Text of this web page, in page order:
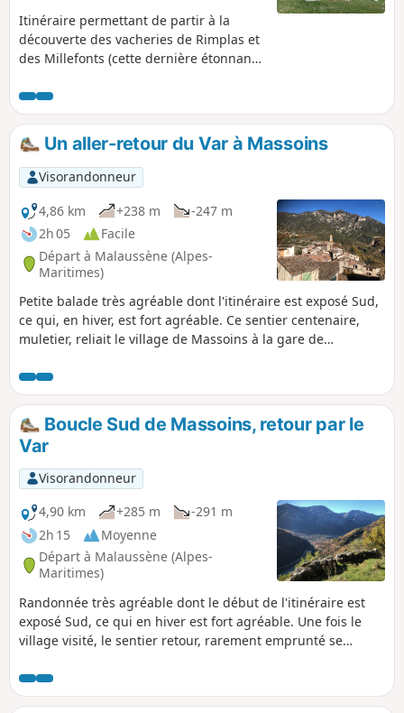
Itinéraire permettant de partir à la
découverte des vacheries de Rimplas et
des Millefonts (cette dernière étonnante
traverse des paysages variés allant des
forêts de conifères aux barres
rocheuses, en passant par des prairies
alpines et des cours d'eau et offre des
points de vue intéressants sur les
villages perchés de la vallée de la Tinée.
L'endroit est peu fréquenté des
randonneurs et on peut y croiser des
marmottes ou des chamois si on a de la
chance.
Un aller-retour du Var à Massoins
Visorandonneur
4,86 km
+238 m
-247 m
2h 05
Facile
Départ à Malaussène (Alpes-
Maritimes)
Petite balade très agréable dont l'itinéraire est exposé Sud,
ce qui, en hiver, est fort agréable. Ce sentier centenaire,
muletier, reliait le village de Massoins à la gare de
commerciaux.
Boucle Sud de Massoins, retour par le
Var
Visorandonneur
4,90 km
+285 m
-291 m
2h 15
Moyenne
Départ à Malaussène (Alpes-
Maritimes)
Randonnée très agréable dont le début de l'itinéraire est
exposé Sud, ce qui en hiver est fort agréable. Une fois le
village visité, le sentier retour, rarement emprunté se
déplacement dans la zone boisée d'épineux et de chênes du
dos de l'Eléphant longeant les berges du Var se fait